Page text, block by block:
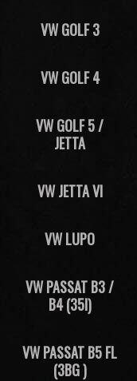
VW GOLF 3
VW GOLF 4
VW GOLF 5 /
JETTA
VW JETTA VI
VW LUPO
VW PASSAT B3 /
B4 (35I)
VW PASSAT B5 FL
(3BG )